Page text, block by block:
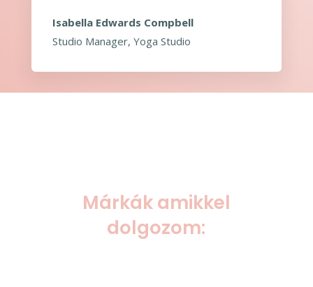
Isabella Edwards Compbell
Studio Manager, Yoga Studio
Márkák amikkel
dolgozom: